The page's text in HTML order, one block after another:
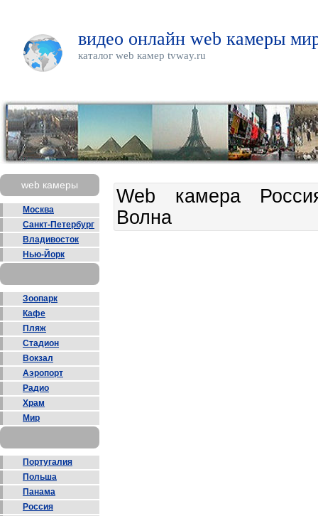
видео онлайн web камеры
каталог web камер tvway.ru
web камеры
Москва
Санкт-Петербург
Владивосток
Нью-Йорк
Зоопарк
Кафе
Пляж
Стадион
Вокзал
Аэропорт
Радио
Храм
Мир
Португалия
Польша
Панама
Россия
Web камера
Волна